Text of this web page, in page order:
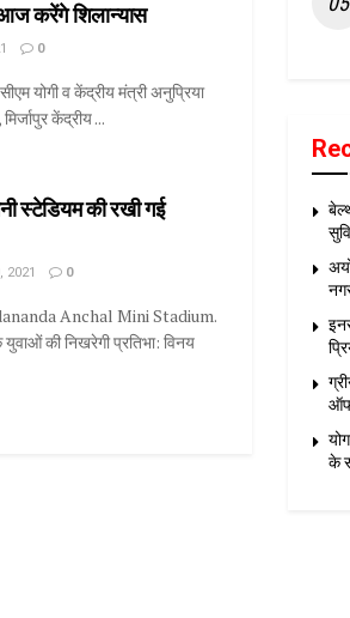
करेंगे शिलान्यास
0
योगी व केंद्रीय मंत्री अनुप्रिया
केंद्रीय ...
स्टेडियम की रखी गई
2021 0
Anchal Mini Stadium.
की निखरेगी प्रतिभा: विनय
ऑफ
के